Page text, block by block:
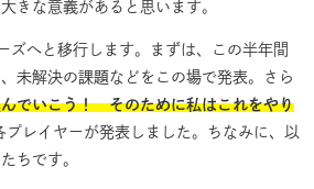
きな意義があると思います。
ズへと移行します。まずは、この半年間
未解決の課題などをこの場で発表。さら
でいこう！ そのために私はこれをやり
プレイヤーが発表しました。ちなみに、以
ちです。